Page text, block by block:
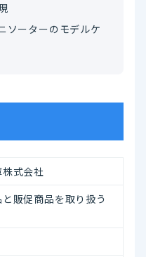
ソーターのモデルケ
式会社
販促商品を取り扱う